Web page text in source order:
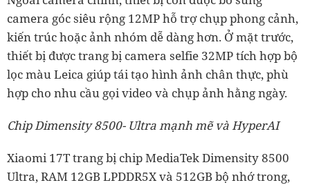
camera góc siêu rộng 12MP hỗ trợ chụp phong cảnh,
kiến trúc hoặc ảnh nhóm dễ dàng hơn. Ở mặt trước,
thiết bị được trang bị camera selfie 32MP tích hợp bộ
lọc màu Leica giúp tái tạo hình ảnh chân thực, phù
hợp cho nhu cầu gọi video và chụp ảnh hằng ngày.
Chip Dimensity 8500- Ultra mạnh mẽ và HyperAI
Xiaomi 17T trang bị chip MediaTek Dimensity 8500
Ultra, RAM 12GB LPDDR5X và 512GB bộ nhớ trong,